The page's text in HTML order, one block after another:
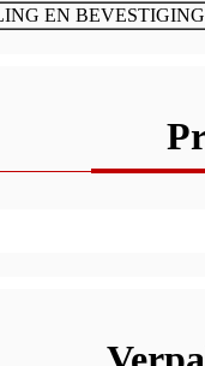
EN BEVESTIGING